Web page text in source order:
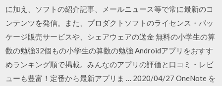
に加え、ソフトの紹介記事、メールニュース等で常に最新のコ
ンテンツを発信。また、プロダクトソフトのライセンス・パッ
ケージ販売サービスや、シェアウェアの送金 無料の小学生の算
数の勉強32個もの小学生の算数の勉強 Androidアプリをおすす
めランキング順で掲載。みんなのアプリの評価と口コミ・レビ
ューも豊富！定番から最新アプリま … 2020/04/27 OneNote を